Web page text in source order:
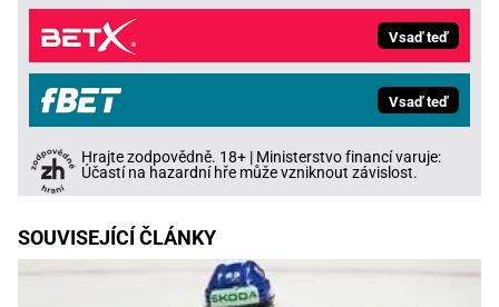
Vsaď teď
Vsaď teď
Hrajte zodpovědně. 18+ | Ministerstvo financí varuje:
Účastí na hazardní hře může vzniknout závislost.
SOUVISEJÍCÍ ČLÁNKY